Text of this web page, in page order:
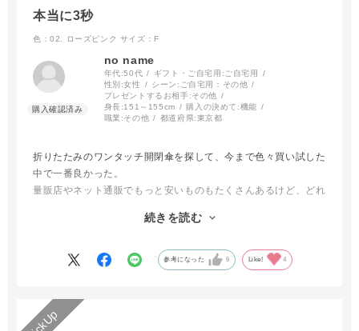
本当に3秒
色：02. ローズピンク サイズ：F
no name
年代:50代 ギフト・ご自宅用: ご自宅用
性別:女性 シーン: ご自宅用：その他
プレゼントするお相手:その他
身長:151～155cm 購入の決めて:機能
職業:その他 都道府県:東京都
折りたたみのワンタッチ開閉傘を探して、今まで色々買い試した
中で一番良かった。
量販店やネット通販でもっと安いものもたくさんあるけど、どれ
物なら大丈夫だろうと買ってみた。
開閉がスムーズ（今まで買った傘は意外とここがダメなものが多
当にきれいにビシッとたたまれる。一瞬でしまうことが出来る。
雨の日こそ視認が大事なのでカラフルな色にも満足。
続きを読む
参考になった 6 Like! 4